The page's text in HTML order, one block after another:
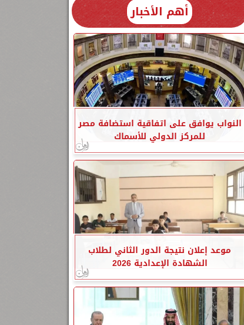
أهم الأخبار
النواب يوافق على اتفاقية استضافة مصر
للمركز الدولي للأسماك
موعد إعلان نتيجة الدور الثاني لطلاب
الشهادة الإعدادية 2026